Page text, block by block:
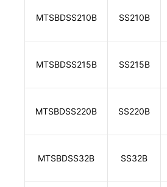
MTSBDSS210B SS210B
MTSBDSS215B SS215B
MTSBDSS220B SS220B
MTSBDSS32B SS32B